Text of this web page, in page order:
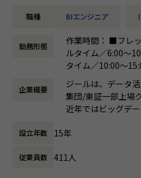
■組織紹介（アカウントマネジメ
ライズ企業）に対して、中長期
単なるプロジェクト遂行に留まら
に深く入り込み、「共に事業を創
します。
営業・データエンジニア・コン
ることがミッションです。
略立案・実行をリードします。
●DOMOを含む、データ統合基盤
画面（ダッシュボードやレポー
●PowerPoint等を用いた提案資
●ベンダーとのアライアンス活動
など）
・クラウド型BIプラットフォーム
・Buzzというコミュケーション
職種 BIエンジニア
勤務形態
作業時間： ■フレ
ルタイム／6:00～
タイム／10:00～
労働時間)／9:00～
働き方：フレック
時間外労働の有無
休憩時間： 60分
企業概要
ジールは、データ
集団/東証一部上場
近年ではビッグデ
する立場にスコープ
顧客の大半は大手
設立年数 15年
従業員数 411人